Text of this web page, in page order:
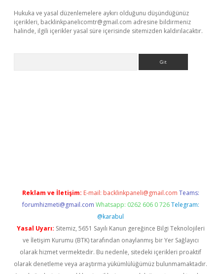
Hukuka ve yasal düzenlemelere aykırı olduğunu düşündüğünüz
içerikleri, backlinkpanelicomtr@gmail.com adresine bildirmeniz
halinde, ilgili içerikler yasal süre içerisinde sitemizden kaldırılacaktır.
Reklam ve İletişim: E-mail: backlinkpaneli@gmail.com Teams:
forumhizmeti@gmail.com Whatsapp: 0262 606 0 726 Telegram:
@karabul
Yasal Uyarı: Sitemiz, 5651 Sayılı Kanun gereğince Bilgi Teknolojileri
ve İletişim Kurumu (BTK) tarafından onaylanmış bir Yer Sağlayıcı
olarak hizmet vermektedir. Bu nedenle, sitedeki içerikleri proaktif
olarak denetleme veya araştırma yükümlülüğümüz bulunmamaktadır.